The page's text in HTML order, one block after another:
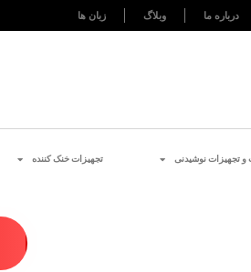
درباره ما وبلاگ زبان ها
تجهیزات نوشیدنی تجهیزات خنک کننده